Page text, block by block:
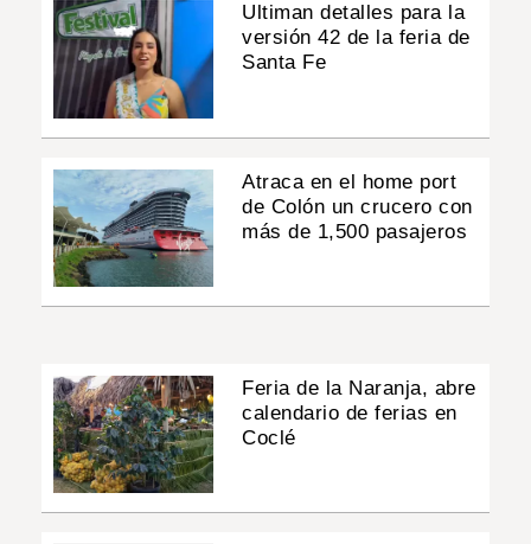
Ultiman detalles para la
versión 42 de la feria de
Santa Fe
Atraca en el home port
de Colón un crucero con
más de 1,500 pasajeros
Feria de la Naranja, abre
calendario de ferias en
Coclé